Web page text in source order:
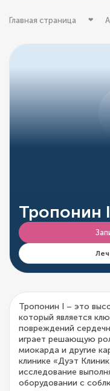
Главная страница
Тропонин
Тропонин I – это
который является
повреждений
играет решающую
миокарда и другие
клинике «Дуэт
исследование
оборудовании с